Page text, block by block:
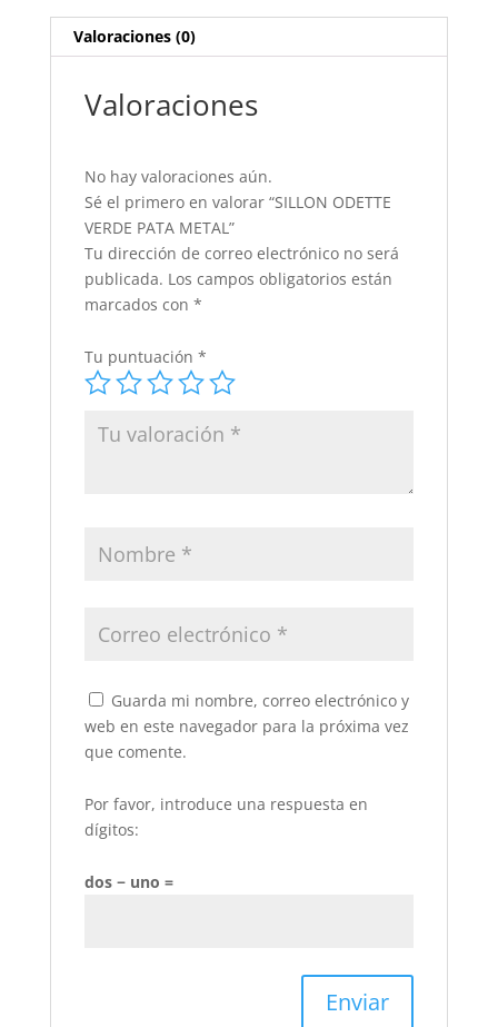
Valoraciones (0)
Valoraciones
No hay valoraciones aún.
Sé el primero en valorar “SILLON ODETTE
VERDE PATA METAL”
Tu dirección de correo electrónico no será
publicada. Los campos obligatorios están
marcados con *
Tu puntuación *
Guarda mi nombre, correo electrónico y
web en este navegador para la próxima vez
que comente.
Por favor, introduce una respuesta en
dígitos:
dos − uno =